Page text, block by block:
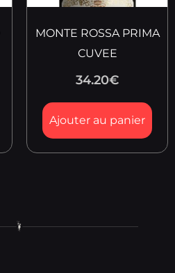
MONTE ROSSA PRIMA
CUVEE
34.20€
Ajouter au panier